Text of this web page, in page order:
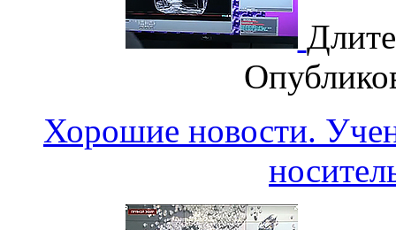
Хорошие новости.